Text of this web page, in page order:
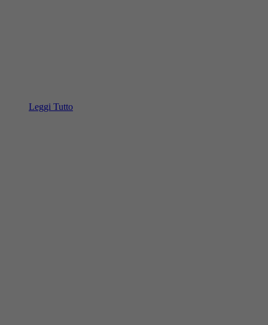
Leggi Tutto